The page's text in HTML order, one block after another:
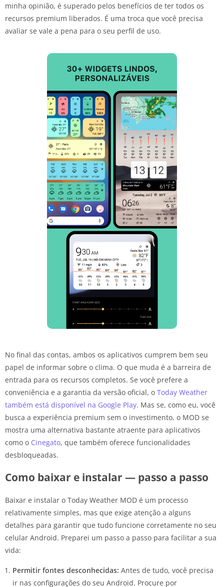
minha opinião, é superado pelos benefícios de ter todos os
recursos premium liberados. É uma troca que você precisa
avaliar se vale a pena para o seu perfil de uso.
No final das contas, ambos os aplicativos cumprem bem seu
papel de informar sobre o clima. O que muda é a barreira de
entrada para os recursos completos. Se você prefere a
conveniência e a garantia da versão oficial, o Today Weather
também está disponível na Google Play. Mas se, como eu, você
busca a experiência premium sem o investimento, o MOD se
mostra uma alternativa bastante atraente para aplicativos
como o Cinegato, que também oferece funcionalidades
desbloqueadas.
Como baixar e instalar — passo a passo
Baixar e instalar o Today Weather MOD é um processo
relativamente simples, mas que exige atenção a alguns
detalhes para garantir que tudo funcione corretamente no seu
celular Android. Preparei um passo a passo para facilitar a sua
vida:
Permitir fontes desconhecidas: Antes de tudo, você precisa
ir nas configurações do seu Android. Procure por